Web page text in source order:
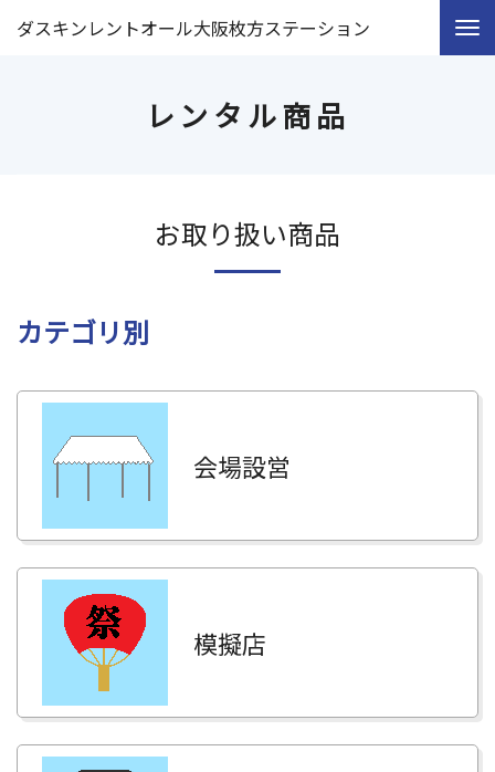
ダスキンレントオール大阪枚方ステーション
レンタル商品
お取り扱い商品
カテゴリ別
会場設営
模擬店